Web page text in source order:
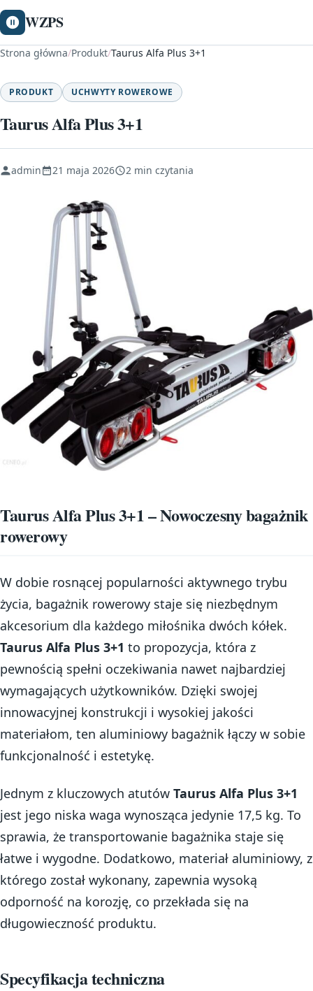
WZPS
Strona główna/Produkt/Taurus Alfa Plus 3+1
PRODUKT UCHWYTY ROWEROWE
Taurus Alfa Plus 3+1
admin 21 maja 2026 2 min czytania
Taurus Alfa Plus 3+1 – Nowoczesny bagażnik
rowerowy
W dobie rosnącej popularności aktywnego trybu
życia, bagażnik rowerowy staje się niezbędnym
akcesorium dla każdego miłośnika dwóch kółek.
Taurus Alfa Plus 3+1 to propozycja, która z
pewnością spełni oczekiwania nawet najbardziej
wymagających użytkowników. Dzięki swojej
innowacyjnej konstrukcji i wysokiej jakości
materiałom, ten aluminiowy bagażnik łączy w sobie
funkcjonalność i estetykę.
Jednym z kluczowych atutów Taurus Alfa Plus 3+1
jest jego niska waga wynosząca jedynie 17,5 kg. To
sprawia, że transportowanie bagażnika staje się
łatwe i wygodne. Dodatkowo, materiał aluminiowy, z
którego został wykonany, zapewnia wysoką
odporność na korozję, co przekłada się na
długowieczność produktu.
Specyfikacja techniczna